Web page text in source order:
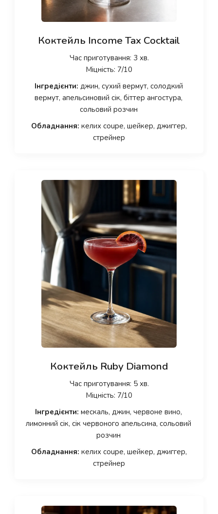
Коктейль Income Tax Cocktail
Час приготування: 3 хв.
Міцність: 7/10
Інгредієнти: джин, сухий вермут, солодкий
вермут, апельсиновий сік, біттер ангостура,
сольовий розчин
Обладнання: келих coupe, шейкер, джиггер,
стрейнер
Коктейль Ruby Diamond
Час приготування: 5 хв.
Міцність: 7/10
Інгредієнти: мескаль, джин, червоне вино,
лимонний сік, сік червоного апельсина, сольовий
розчин
Обладнання: келих coupe, шейкер, джиггер,
стрейнер